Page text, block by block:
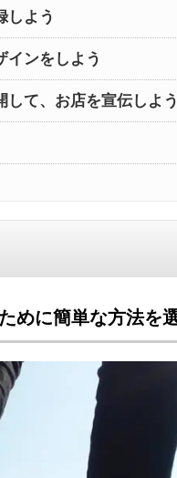
しよう
インをしよう
して、お店を宣伝しよう
めに簡単な方法を